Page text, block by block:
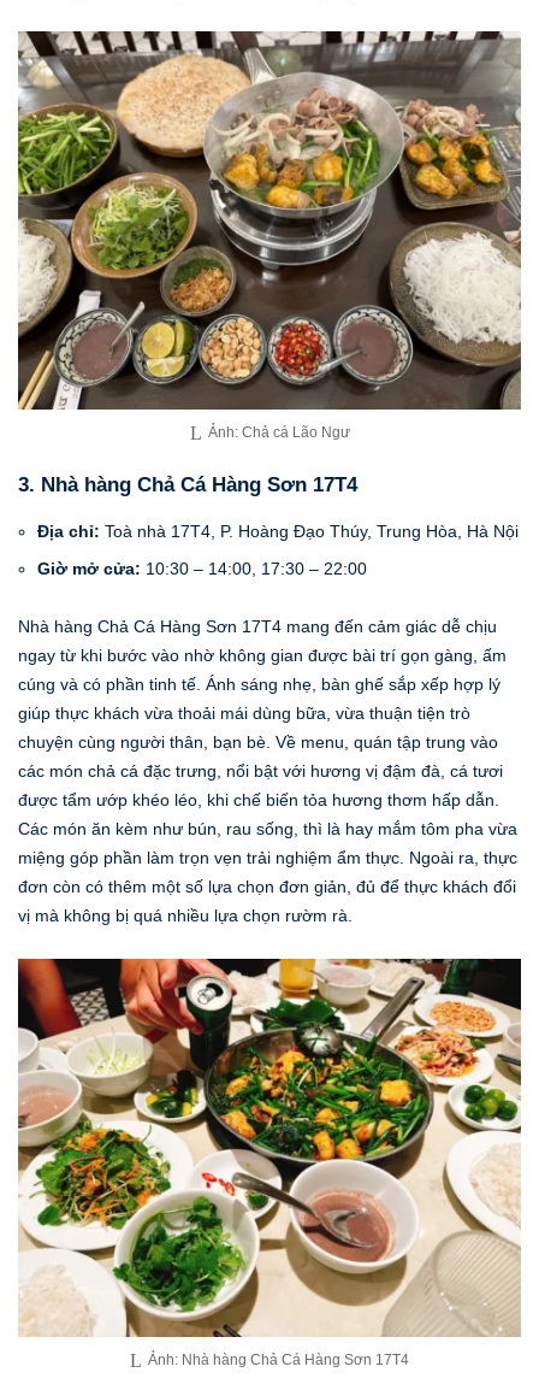
Ảnh: Chả cá Lão Ngư
3. Nhà hàng Chả Cá Hàng Sơn 17T4
Địa chỉ: Toà nhà 17T4, P. Hoàng Đạo Thúy, Trung Hòa, Hà Nội
Giờ mở cửa: 10:30 – 14:00, 17:30 – 22:00
Nhà hàng Chả Cá Hàng Sơn 17T4 mang đến cảm giác dễ chịu
ngay từ khi bước vào nhờ không gian được bài trí gọn gàng, ấm
cúng và có phần tinh tế. Ánh sáng nhẹ, bàn ghế sắp xếp hợp lý
giúp thực khách vừa thoải mái dùng bữa, vừa thuận tiện trò
chuyện cùng người thân, bạn bè. Về menu, quán tập trung vào
các món chả cá đặc trưng, nổi bật với hương vị đậm đà, cá tươi
được tẩm ướp khéo léo, khi chế biến tỏa hương thơm hấp dẫn.
Các món ăn kèm như bún, rau sống, thì là hay mắm tôm pha vừa
miệng góp phần làm trọn vẹn trải nghiệm ẩm thực. Ngoài ra, thực
đơn còn có thêm một số lựa chọn đơn giản, đủ để thực khách đổi
vị mà không bị quá nhiều lựa chọn rườm rà.
Ảnh: Nhà hàng Chả Cá Hàng Sơn 17T4